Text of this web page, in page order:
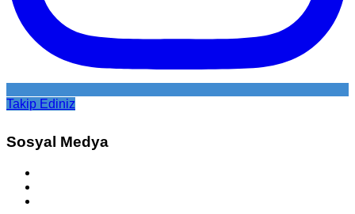
Takip Ediniz
Sosyal Medya